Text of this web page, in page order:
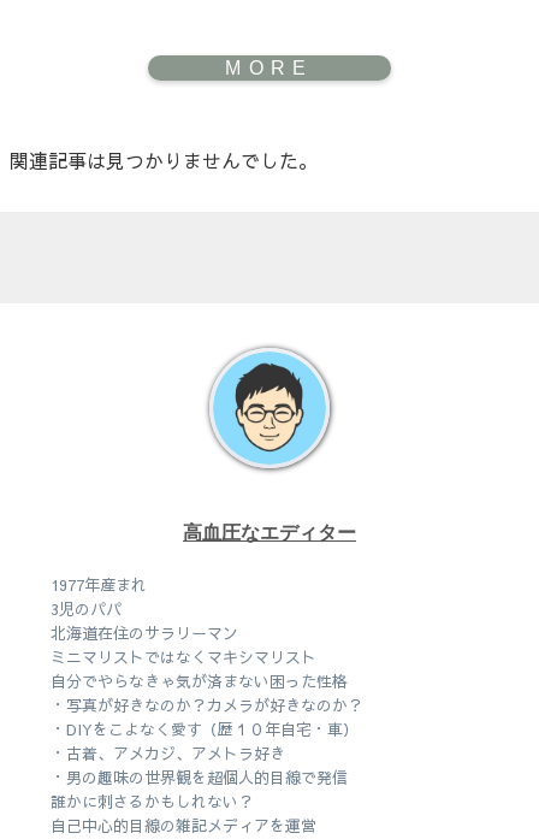
関連記事は見つかりませんでした。
高血圧なエディター
1977年産まれ
3児のパパ
北海道在住のサラリーマン
ミニマリストではなくマキシマリスト
自分でやらなきゃ気が済まない困った性格
・写真が好きなのか？カメラが好きなのか？
・DIYをこよなく愛す（歴１０年自宅・車）
・古着、アメカジ、アメトラ好き
・男の趣味の世界観を超個人的目線で発信
誰かに刺さるかもしれない？
自己中心的目線の雑記メディアを運営